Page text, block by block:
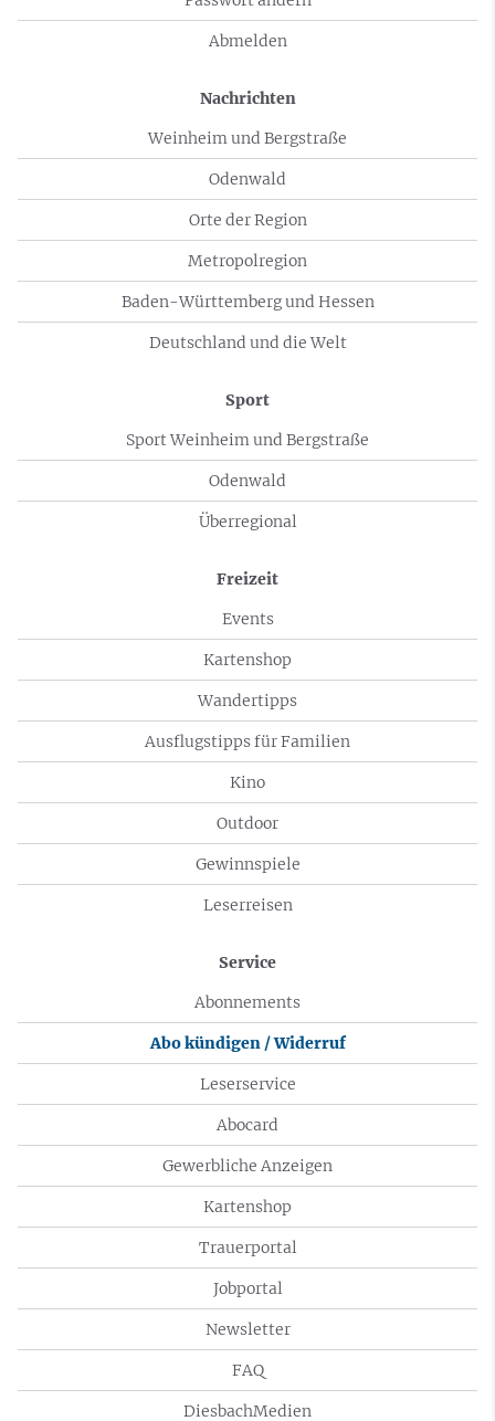
Abmelden
Nachrichten
Weinheim und Bergstraße
Odenwald
Orte der Region
Metropolregion
Baden-Württemberg und Hessen
Deutschland und die Welt
Sport
Sport Weinheim und Bergstraße
Odenwald
Überregional
Freizeit
Events
Kartenshop
Wandertipps
Ausflugstipps für Familien
Kino
Outdoor
Gewinnspiele
Leserreisen
Service
Abonnements
Abo kündigen / Widerruf
Leserservice
Abocard
Gewerbliche Anzeigen
Kartenshop
Trauerportal
Jobportal
Newsletter
FAQ
DiesbachMedien